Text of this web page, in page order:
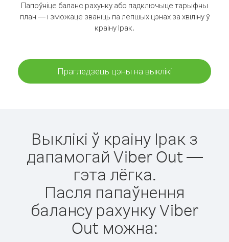
Папоўніце баланс рахунку або падключыце тарыфны
план — і зможаце званіць па лепшых цэнах за хвіліну ў
краіну Ірак.
Прагледзець цэны на выклікі
Выклікі ў краіну Ірак з
дапамогай Viber Out —
гэта лёгка.
Пасля папаўнення
балансу рахунку Viber
Out можна: